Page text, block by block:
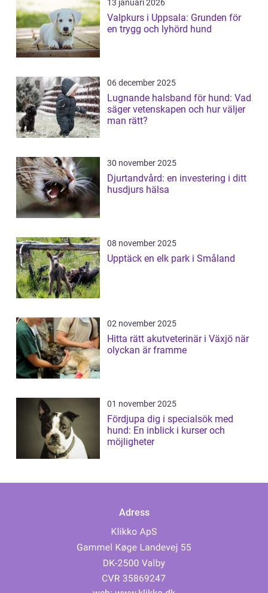
13 januari 2026
Valpkurs i Uppsala: Grunden för
en trygg och lyhörd hund
06 december 2025
Lugnande halsband för hund: Vad
säger vetenskapen och hur väljer
man rätt?
30 november 2025
Djurtandvård: en investering i ditt
husdjurs hälsa
08 november 2025
Upptäck en elk park i Småland
02 november 2025
Hitta rätt akutveterinär i Växjö när
olyckan är framme
01 november 2025
Fördjupa dig i specialsök med
hund: En inblick i kurser och
möjligheter
Adress